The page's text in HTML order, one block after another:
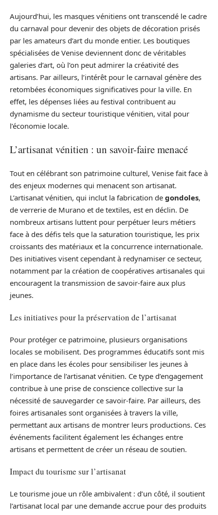
Aujourd’hui, les masques vénitiens ont transcendé le cadre
du carnaval pour devenir des objets de décoration prisés
par les amateurs d’art du monde entier. Les boutiques
spécialisées de Venise deviennent donc de véritables
galeries d’art, où l’on peut admirer la créativité des
artisans. Par ailleurs, l’intérêt pour le carnaval génère des
retombées économiques significatives pour la ville. En
effet, les dépenses liées au festival contribuent au
dynamisme du secteur touristique vénitien, vital pour
l’économie locale.
L’artisanat vénitien : un savoir-faire menacé
Tout en célébrant son patrimoine culturel, Venise fait face à
des enjeux modernes qui menacent son artisanat.
L’artisanat vénitien, qui inclut la fabrication de gondoles,
de verrerie de Murano et de textiles, est en déclin. De
nombreux artisans luttent pour perpétuer leurs métiers
face à des défis tels que la saturation touristique, les prix
croissants des matériaux et la concurrence internationale.
Des initiatives visent cependant à redynamiser ce secteur,
notamment par la création de coopératives artisanales qui
encouragent la transmission de savoir-faire aux plus
jeunes.
Les initiatives pour la préservation de l’artisanat
Pour protéger ce patrimoine, plusieurs organisations
locales se mobilisent. Des programmes éducatifs sont mis
en place dans les écoles pour sensibiliser les jeunes à
l’importance de l’artisanat vénitien. Ce type d’engagement
contribue à une prise de conscience collective sur la
nécessité de sauvegarder ce savoir-faire. Par ailleurs, des
foires artisanales sont organisées à travers la ville,
permettant aux artisans de montrer leurs productions. Ces
événements facilitent également les échanges entre
artisans et permettent de créer un réseau de soutien.
Impact du tourisme sur l’artisanat
Le tourisme joue un rôle ambivalent : d’un côté, il soutient
l’artisanat local par une demande accrue pour des produits